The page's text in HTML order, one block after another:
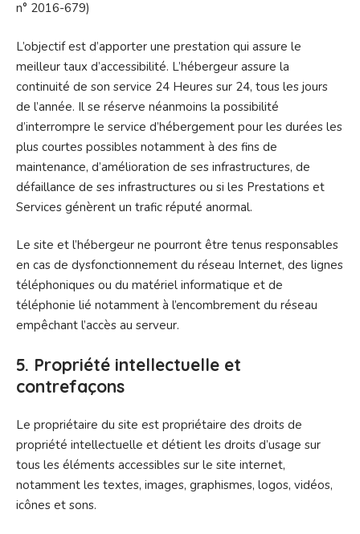
n° 2016-679)
L’objectif est d’apporter une prestation qui assure le
meilleur taux d’accessibilité. L’hébergeur assure la
continuité de son service 24 Heures sur 24, tous les jours
de l’année. Il se réserve néanmoins la possibilité
d’interrompre le service d’hébergement pour les durées les
plus courtes possibles notamment à des fins de
maintenance, d’amélioration de ses infrastructures, de
défaillance de ses infrastructures ou si les Prestations et
Services génèrent un trafic réputé anormal.
Le site et l’hébergeur ne pourront être tenus responsables
en cas de dysfonctionnement du réseau Internet, des lignes
téléphoniques ou du matériel informatique et de
téléphonie lié notamment à l’encombrement du réseau
empêchant l’accès au serveur.
5. Propriété intellectuelle et
contrefaçons
Le propriétaire du site est propriétaire des droits de
propriété intellectuelle et détient les droits d’usage sur
tous les éléments accessibles sur le site internet,
notamment les textes, images, graphismes, logos, vidéos,
icônes et sons.